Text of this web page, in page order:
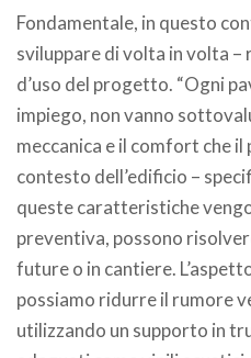
Fondamentale, in questo
sviluppare di volta in volta
d’uso del progetto. “Ogni
impiego, non vanno
meccanica e il comfort che
contesto dell’edificio –
queste caratteristiche
preventiva, possono
future o in cantiere.
possiamo ridurre il rumore
utilizzando un supporto in